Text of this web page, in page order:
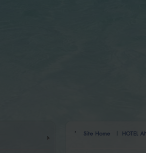
Site Home | HOTEL